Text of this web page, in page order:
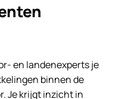
en landenexperts je
binnen de
Je krijgt inzicht in